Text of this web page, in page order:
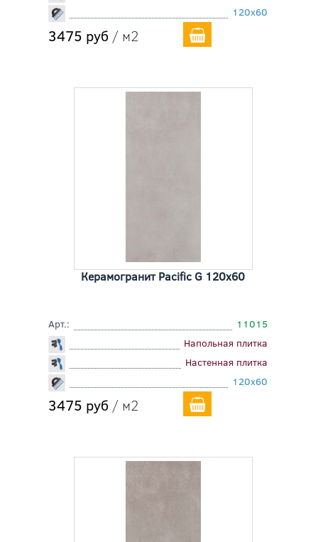
120x60
3475 руб / м2
Керамогранит Pacific G 120x60
Арт.:
11015
Напольная плитка
Настенная плитка
120x60
3475 руб / м2